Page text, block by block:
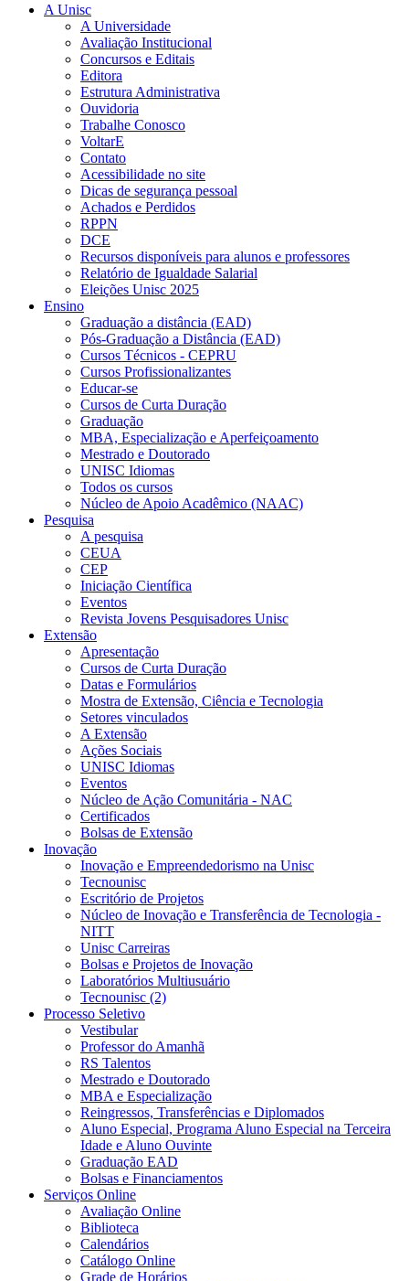
A Unisc
A Universidade
Avaliação Institucional
Concursos e Editais
Editora
Estrutura Administrativa
Ouvidoria
Trabalhe Conosco
VoltarE
Contato
Acessibilidade no site
Dicas de segurança pessoal
Achados e Perdidos
RPPN
DCE
Recursos disponíveis para alunos e professores
Relatório de Igualdade Salarial
Eleições Unisc 2025
Ensino
Graduação a distância (EAD)
Pós-Graduação a Distância (EAD)
Cursos Técnicos - CEPRU
Cursos Profissionalizantes
Educar-se
Cursos de Curta Duração
Graduação
MBA, Especialização e Aperfeiçoamento
Mestrado e Doutorado
UNISC Idiomas
Todos os cursos
Núcleo de Apoio Acadêmico (NAAC)
Pesquisa
A pesquisa
CEUA
CEP
Iniciação Científica
Eventos
Revista Jovens Pesquisadores Unisc
Extensão
Apresentação
Cursos de Curta Duração
Datas e Formulários
Mostra de Extensão, Ciência e Tecnologia
Setores vinculados
A Extensão
Ações Sociais
UNISC Idiomas
Eventos
Núcleo de Ação Comunitária - NAC
Certificados
Bolsas de Extensão
Inovação
Inovação e Empreendedorismo na Unisc
Tecnounisc
Escritório de Projetos
Núcleo de Inovação e Transferência de Tecnologia -
NITT
Unisc Carreiras
Bolsas e Projetos de Inovação
Laboratórios Multiusuário
Tecnounisc (2)
Processo Seletivo
Vestibular
Professor do Amanhã
RS Talentos
Mestrado e Doutorado
MBA e Especialização
Reingressos, Transferências e Diplomados
Aluno Especial, Programa Aluno Especial na Terceira
Idade e Aluno Ouvinte
Graduação EAD
Bolsas e Financiamentos
Serviços Online
Avaliação Online
Biblioteca
Calendários
Catálogo Online
Grade de Horários